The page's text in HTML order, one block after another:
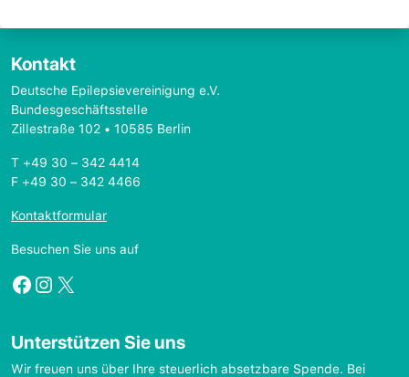
Kontakt
Deutsche Epilepsievereinigung e.V.
Bundesgeschäftsstelle
Zillestraße 102 • 10585 Berlin
T +49 30 – 342 4414
F +49 30 – 342 4466
Kontaktformular
Besuchen Sie uns auf
Facebook
Instagram
X
Unterstützen Sie uns
Wir freuen uns über Ihre steuerlich absetzbare Spende. Bei